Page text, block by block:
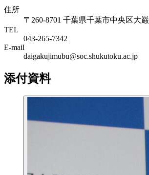
住所
〒260-8701 千葉県千葉市中央区大
TEL
043-265-7342
E-mail
daigakujimubu@soc.shukutoku.ac.jp
添付資料